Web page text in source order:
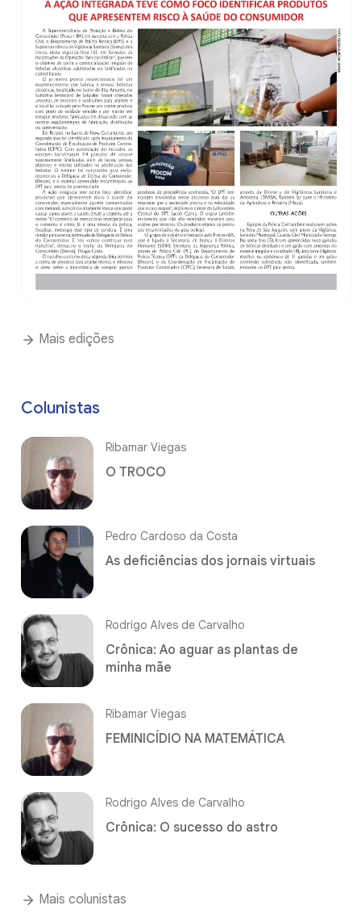
Mais edições
Colunistas
Ribamar Viegas
O TROCO
Pedro Cardoso da Costa
As deficiências dos jornais virtuais
Rodrigo Alves de Carvalho
Crônica: Ao aguar as plantas de
minha mãe
Ribamar Viegas
FEMINICÍDIO NA MATEMÁTICA
Rodrigo Alves de Carvalho
Crônica: O sucesso do astro
Mais colunistas